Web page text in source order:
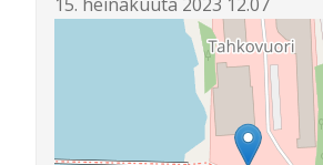
15. heinäkuuta 2023 12.07